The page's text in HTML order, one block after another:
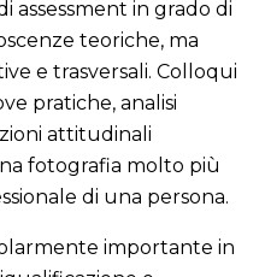
assessment in grado di
teoriche, ma
e trasversali. Colloqui
pratiche, analisi
attitudinali
fotografia molto più
di una persona.
importante in